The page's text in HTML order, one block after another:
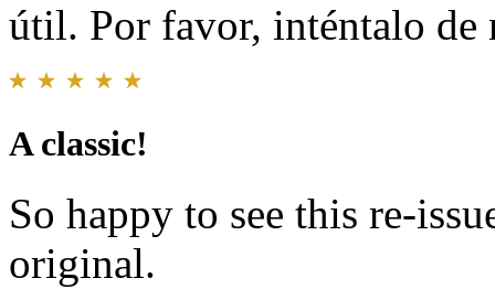
útil. Por favor, inténtalo de
A classic!
So happy to see this re-
original.